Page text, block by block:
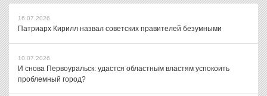
16.07.2026
Патриарх Кирилл назвал советских правителей безумными
10.07.2026
И снова Первоуральск: удастся областным властям успокоить
проблемный город?